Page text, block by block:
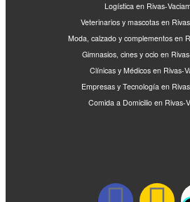
Logística en Rivas-
Veterinarios y mascotas en
Moda, calzado y complementos en
Gimnasios, cines y ocio en
Clínicas y Médicos en Rivas-
Empresas y Tecnología en
Comida a Domicilio en Rivas-